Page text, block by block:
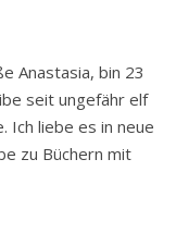
Anastasia, bin 23
seit ungefähr elf
Ich liebe es in neue
zu Büchern mit